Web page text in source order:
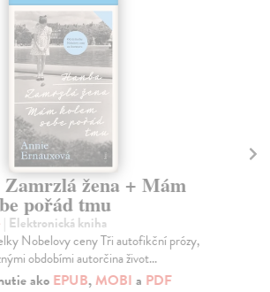
žena + Mám
pořád tmu
| Elektronická kniha
Nobelovy ceny Tři autofikční prózy,
obdobími autorčina život...
ako EPUB,MOBI a PDF